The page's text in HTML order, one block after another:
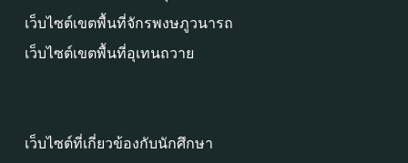
เว็บไซต์เขตพื้นที่จักรพงษภูวนารถ
เว็บไซต์เขตพื้นที่อุเทนถวาย
เว็บไซต์ที่เกี่ยวข้องกับนักศึกษา